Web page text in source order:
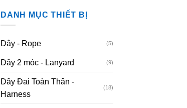
DANH MỤC THIẾT BỊ
Dây - Rope (5)
Dây 2 móc - Lanyard (9)
Dây Đai Toàn Thân -
Harness
(18)